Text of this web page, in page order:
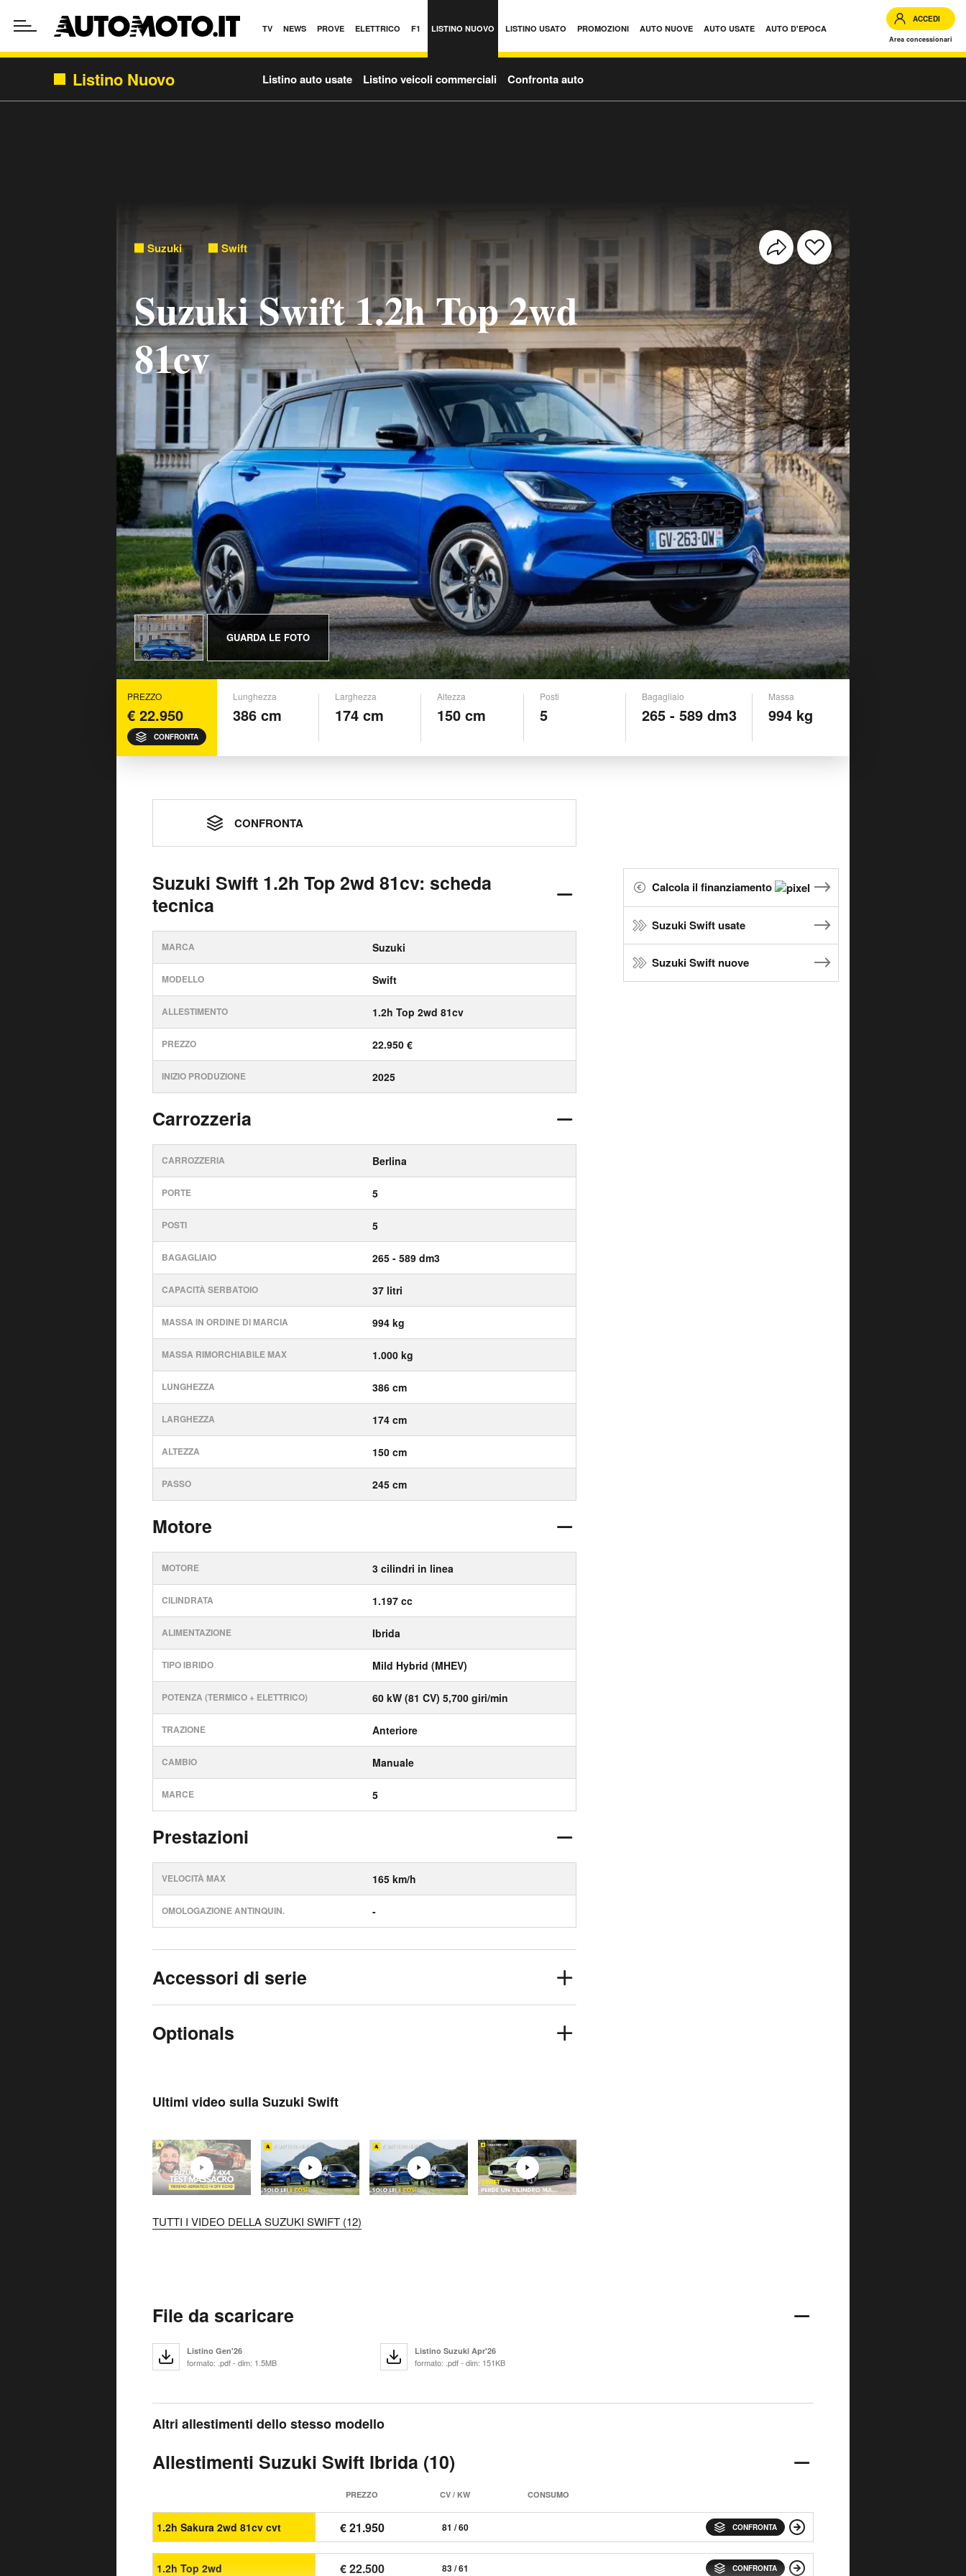
TV NEWS PROVE ELETTRICO F1 LISTINO NUOVO LISTINO USATO PROMOZIONI AUTO NUOVE AUTO USATE AUTO D'EPOCA
ACCEDI
Area concessionari
Listino Nuovo Listino auto usate Listino veicoli commerciali Confronta auto
Suzuki Swift
Suzuki Swift 1.2h Top 2wd
81cv
GUARDA LE FOTO
PREZZO
€ 22.950
CONFRONTA
Lunghezza
386 cm
Larghezza
174 cm
Altezza
150 cm
Posti
5
Bagagliaio
265 - 589 dm3
Massa
994 kg
CONFRONTA
Suzuki Swift 1.2h Top 2wd 81cv: scheda
tecnica
MARCA Suzuki
MODELLO Swift
ALLESTIMENTO 1.2h Top 2wd 81cv
PREZZO 22.950 €
INIZIO PRODUZIONE 2025
Carrozzeria
CARROZZERIA Berlina
PORTE 5
POSTI 5
BAGAGLIAIO 265 - 589 dm3
CAPACITÀ SERBATOIO 37 litri
MASSA IN ORDINE DI MARCIA 994 kg
MASSA RIMORCHIABILE MAX 1.000 kg
LUNGHEZZA 386 cm
LARGHEZZA 174 cm
ALTEZZA 150 cm
PASSO 245 cm
Motore
MOTORE 3 cilindri in linea
CILINDRATA 1.197 cc
ALIMENTAZIONE Ibrida
TIPO IBRIDO Mild Hybrid (MHEV)
POTENZA (TERMICO + ELETTRICO) 60 kW (81 CV) 5,700 giri/min
TRAZIONE Anteriore
CAMBIO Manuale
MARCE 5
Prestazioni
VELOCITÀ MAX 165 km/h
OMOLOGAZIONE ANTINQUIN. -
Accessori di serie
Optionals
Ultimi video sulla Suzuki Swift
TUTTI I VIDEO DELLA SUZUKI SWIFT (12)
Calcola il finanziamento
Suzuki Swift usate
Suzuki Swift nuove
File da scaricare
Listino Gen'26
formato: .pdf - dim: 1.5MB
Listino Suzuki Apr'26
formato: .pdf - dim: 151KB
Altri allestimenti dello stesso modello
Allestimenti Suzuki Swift Ibrida (10)
PREZZO CV / KW CONSUMO
1.2h Sakura 2wd 81cv cvt € 21.950 81 / 60 CONFRONTA
1.2h Top 2wd € 22.500 83 / 61 CONFRONTA